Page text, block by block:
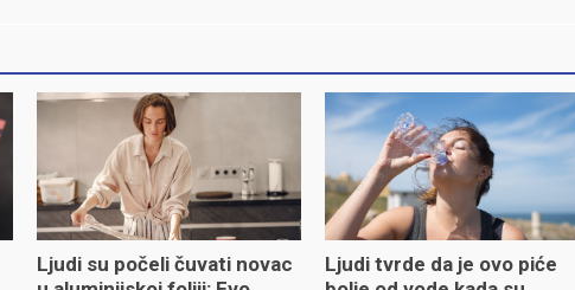
Ljudi su počeli čuvati novac
Ljudi tvrde da je ovo piće